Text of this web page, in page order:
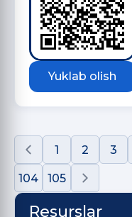
Yuklab olish
1 2 3
104 105
Resurslar